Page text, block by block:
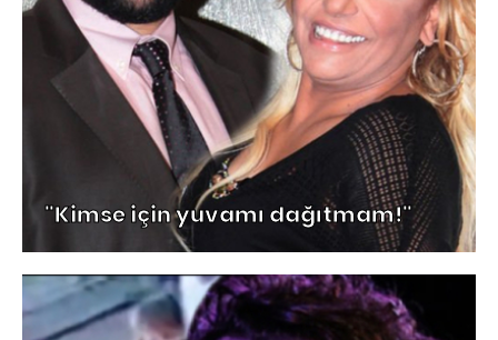
"Kimse için yuvamı dağıtmam!"